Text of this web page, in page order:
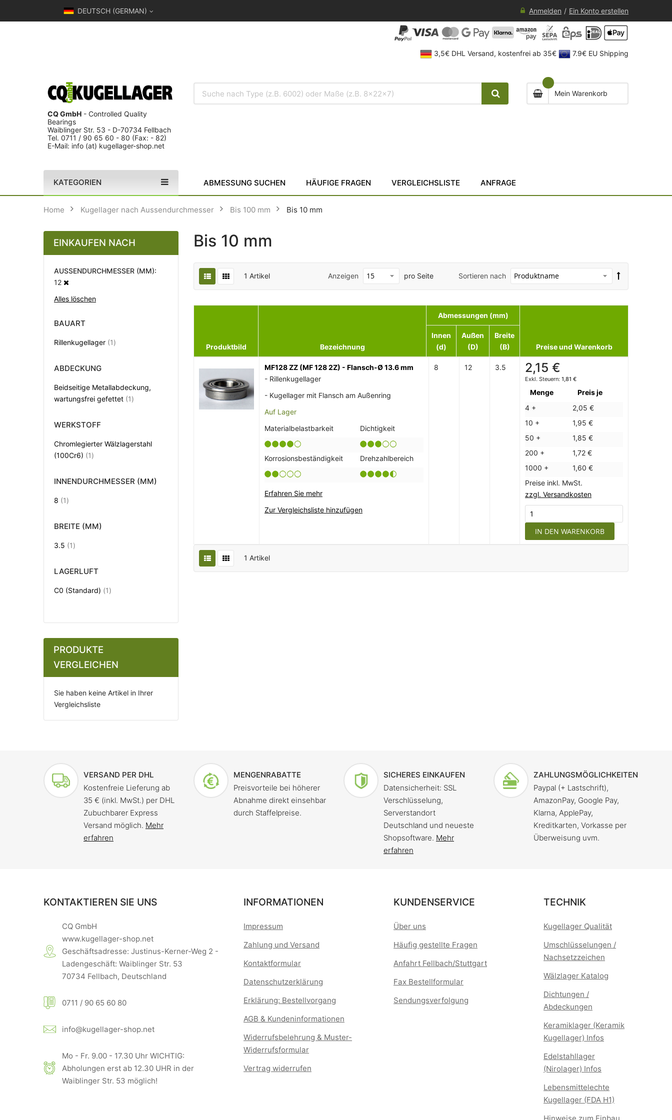
DEUTSCH (GERMAN) Anmelden Ein Konto erstellen
3,5€ DHL Versand, kostenfrei ab 35€ 7.9€ EU Shipping
CQ GmbH - Controlled Quality
Bearings
Waiblinger Str. 53 - D-70734 Fellbach
Tel. 0711 / 90 65 60 - 80 (Fax: - 82)
E-Mail: info (at) kugellager-shop.net
Mein Warenkorb
KATEGORIEN ABMESSUNG SUCHEN HÄUFIGE FRAGEN VERGLEICHSLISTE ANFRAGE
Home Kugellager nach Aussendurchmesser Bis 100 mm Bis 10 mm
Bis 10 mm
1 Artikel Sortieren nach
Anzeigen pro Seite
Produktbild Bezeichnung
Abmessungen (mm)
Preise und Warenkorb
Innen
(d)
Außen
(D)
Breite
(B)
MF128 ZZ (MF 128 2Z) - Flansch-Ø 13.6 mm
- Rillenkugellager
- Kugellager mit Flansch am Außenring
Auf Lager
Materialbelastbarkeit
Dichtigkeit
Korrosionsbeständigkeit Drehzahlbereich
Erfahren Sie mehr
Zur Vergleichsliste hinzufügen
8 12 3.5 2,15 €
1,81 €
Menge
Preis je
4 +
2,05 €
10 +
1,95 €
50 +
1,85 €
200 +
1,72 €
1000 +
1,60 €
Preise inkl. MwSt.
zzgl. Versandkosten
IN DEN WARENKORB
1 Artikel
EINKAUFEN NACH
AUSSENDURCHMESSER (MM)
12
Alles löschen
BAUART
Rillenkugellager 1Artikel
ABDECKUNG
Beidseitige Metallabdeckung,
wartungsfrei gefettet 1Artikel
WERKSTOFF
Chromlegierter Wälzlagerstahl
(100Cr6)
1Artikel
INNENDURCHMESSER (MM)
8 1Artikel
BREITE (MM)
3.5 1Artikel
LAGERLUFT
C0 (Standard) 1Artikel
PRODUKTE
VERGLEICHEN
Sie haben keine Artikel in Ihrer
Vergleichsliste
VERSAND PER DHL
Kostenfreie Lieferung ab
35 € (inkl. MwSt.) per DHL
Zubuchbarer Express
Versand möglich. Mehr
erfahren
MENGENRABATTE
Preisvorteile bei höherer
Abnahme direkt einsehbar
durch Staffelpreise.
SICHERES EINKAUFEN
Datensicherheit: SSL
Verschlüsselung,
Serverstandort
Deutschland und neueste
Shopsoftware. Mehr
erfahren
ZAHLUNGSMÖGLICHKEITEN
Paypal (+ Lastschrift),
AmazonPay, Google Pay,
Klarna, ApplePay,
Kreditkarten, Vorkasse per
Überweisung uvm.
KONTAKTIEREN SIE UNS
CQ GmbH
www.kugellager-shop.net
Geschäftsadresse: Justinus-Kerner-Weg 2 -
Ladengeschäft: Waiblinger Str. 53
70734 Fellbach, Deutschland
0711 / 90 65 60 80
info@kugellager-shop.net
Mo - Fr. 9.00 - 17.30 Uhr WICHTIG:
Abholungen erst ab 12.30 UHR in der
Waiblinger Str. 53 möglich!
INFORMATIONEN
Impressum
Zahlung und Versand
Kontaktformular
Datenschutzerklärung
Erklärung: Bestellvorgang
AGB & Kundeninformationen
Widerrufsbelehrung & Muster-
Widerrufsformular
Vertrag widerrufen
KUNDENSERVICE
Über uns
Häufig gestellte Fragen
Anfahrt Fellbach/Stuttgart
Fax Bestellformular
Sendungsverfolgung
TECHNIK
Kugellager Qualität
Umschlüsselungen /
Nachsetzzeichen
Wälzlager Katalog
Dichtungen /
Abdeckungen
Keramiklager (Keramik
Kugellager) Infos
Edelstahllager
(Nirolager) Infos
Lebensmittelechte
Kugellager (FDA H1)